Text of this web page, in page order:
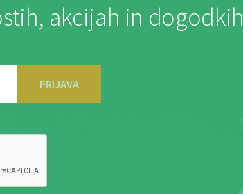
akcijah in dogodkih
PRIJAVA